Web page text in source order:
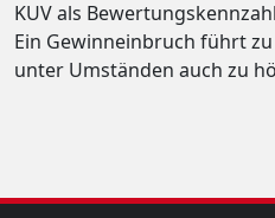
KUV als
Ein Gewinneinbruch führt
unter Umständen auch zu